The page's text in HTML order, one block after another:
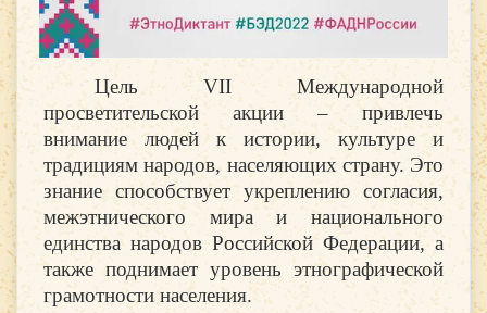
Цель VII Международной
просветительской акции – привлечь
внимание людей к истории, культуре и
традициям народов, населяющих страну. Это
знание способствует укреплению согласия,
межэтнического мира и национального
единства народов Российской Федерации, а
также поднимает уровень этнографической
грамотности населения.